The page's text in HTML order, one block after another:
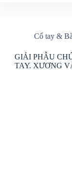
Cổ tay &
GIẢI PHẪU
TAY. XƯƠNG